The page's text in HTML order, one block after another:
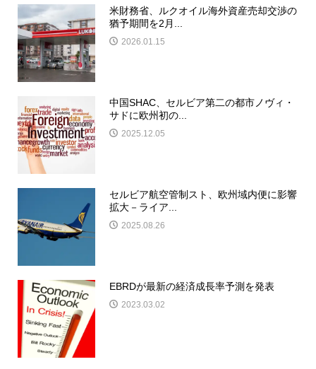
米財務省、ルクオイル海外資産売却交渉の
猶予期間を2月...
2026.01.15
中国SHAC、セルビア第二の都市ノヴィ・
サドに欧州初の...
2025.12.05
セルビア航空管制スト、欧州域内便に影響
拡大－ライア...
2025.08.26
EBRDが最新の経済成長率予測を発表
2023.03.02